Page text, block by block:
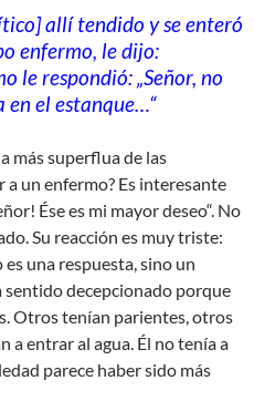
allí tendido y se enteró
enfermo, le dijo:
le respondió: „Señor, no
en el estanque…“
más superflua de las
a un enfermo? Es interesante
Ése es mi mayor deseo“. No
Su reacción es muy triste:
es una respuesta, sino un
sentido decepcionado porque
Otros tenían parientes, otros
a entrar al agua. Él no tenía a
parece haber sido más